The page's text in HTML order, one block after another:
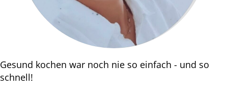
Gesund kochen war noch nie so einfach - und so
schnell!